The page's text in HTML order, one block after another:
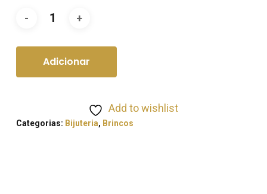
Adicionar
Add to wishlist
Categorias: Bijuteria, Brincos